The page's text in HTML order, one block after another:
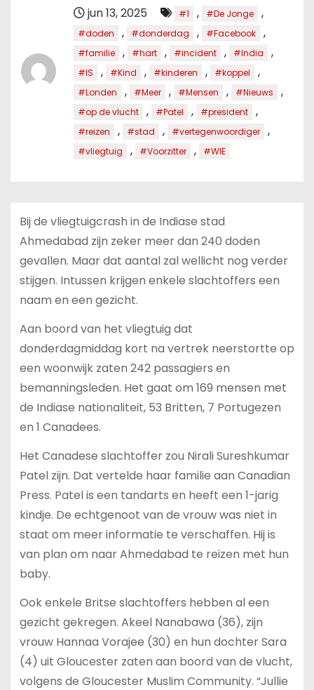
jun 13, 2025 #1 , #De Jonge ,
#doden , #donderdag , #Facebook ,
#familie , #hart , #incident , #India ,
#IS , #Kind , #kinderen , #koppel ,
#Londen , #Meer , #Mensen , #Nieuws ,
#op de vlucht , #Patel , #president ,
#reizen , #stad , #vertegenwoordiger ,
#vliegtuig , #Voorzitter , #WIE
Bij de vliegtuigcrash in de Indiase stad
Ahmedabad zijn zeker meer dan 240 doden
gevallen. Maar dat aantal zal wellicht nog verder
stijgen. Intussen krijgen enkele slachtoffers een
naam en een gezicht.
Aan boord van het vliegtuig dat
donderdagmiddag kort na vertrek neerstortte op
een woonwijk zaten 242 passagiers en
bemanningsleden. Het gaat om 169 mensen met
de Indiase nationaliteit, 53 Britten, 7 Portugezen
en 1 Canadees.
Het Canadese slachtoffer zou Nirali Sureshkumar
Patel zijn. Dat vertelde haar familie aan Canadian
Press. Patel is een tandarts en heeft een 1-jarig
kindje. De echtgenoot van de vrouw was niet in
staat om meer informatie te verschaffen. Hij is
van plan om naar Ahmedabad te reizen met hun
baby.
Ook enkele Britse slachtoffers hebben al een
gezicht gekregen. Akeel Nanabawa (36), zijn
vrouw Hannaa Vorajee (30) en hun dochter Sara
(4) uit Gloucester zaten aan boord van de vlucht,
volgens de Gloucester Muslim Community. “Jullie